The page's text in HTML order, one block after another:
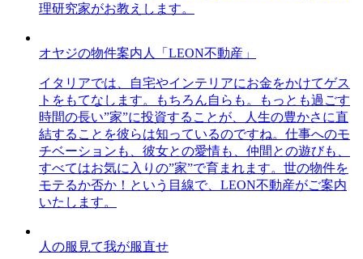
理研究家がお教えします。
オヤジの物件案内人「LEON不動産」
イタリアでは、自宅やインテリアにお金をかけてゲス
トをもてなします。もちろん自らも。もっとも過ごす
時間の長い”家”に投資することが、人生の豊かさに直
結することを彼らは知っているのですね。仕事へのモ
チベーションも、彼女との愛情も、仲間との遊びも、
すべてはお気に入りの”家”で育まれます。世の物件を
モテるか否か！という目線で、LEON不動産がご案内
いたします。
人の服見て我が服直せ